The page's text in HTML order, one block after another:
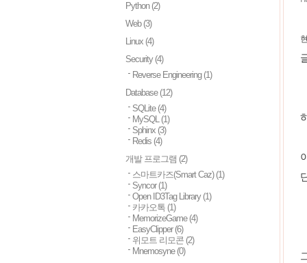
Python (2)
Web (3)
Linux (4)
Security (4)
Reverse Engineering (1)
Database (12)
SQLite (4)
MySQL (1)
Sphinx (3)
Redis (4)
개발 프로그램 (2)
스마트카즈(Smart Caz) (1)
Syncor (1)
Open ID3Tag Library (1)
카카오톡 (1)
MemorizeGame (4)
EasyClipper (6)
위모트 리모콘 (2)
Mnemosyne (0)